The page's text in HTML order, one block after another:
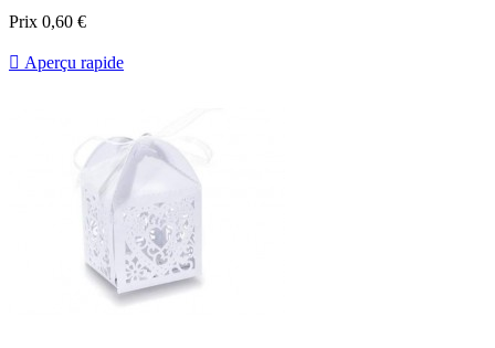
Prix 0,60 €
 Aperçu rapide